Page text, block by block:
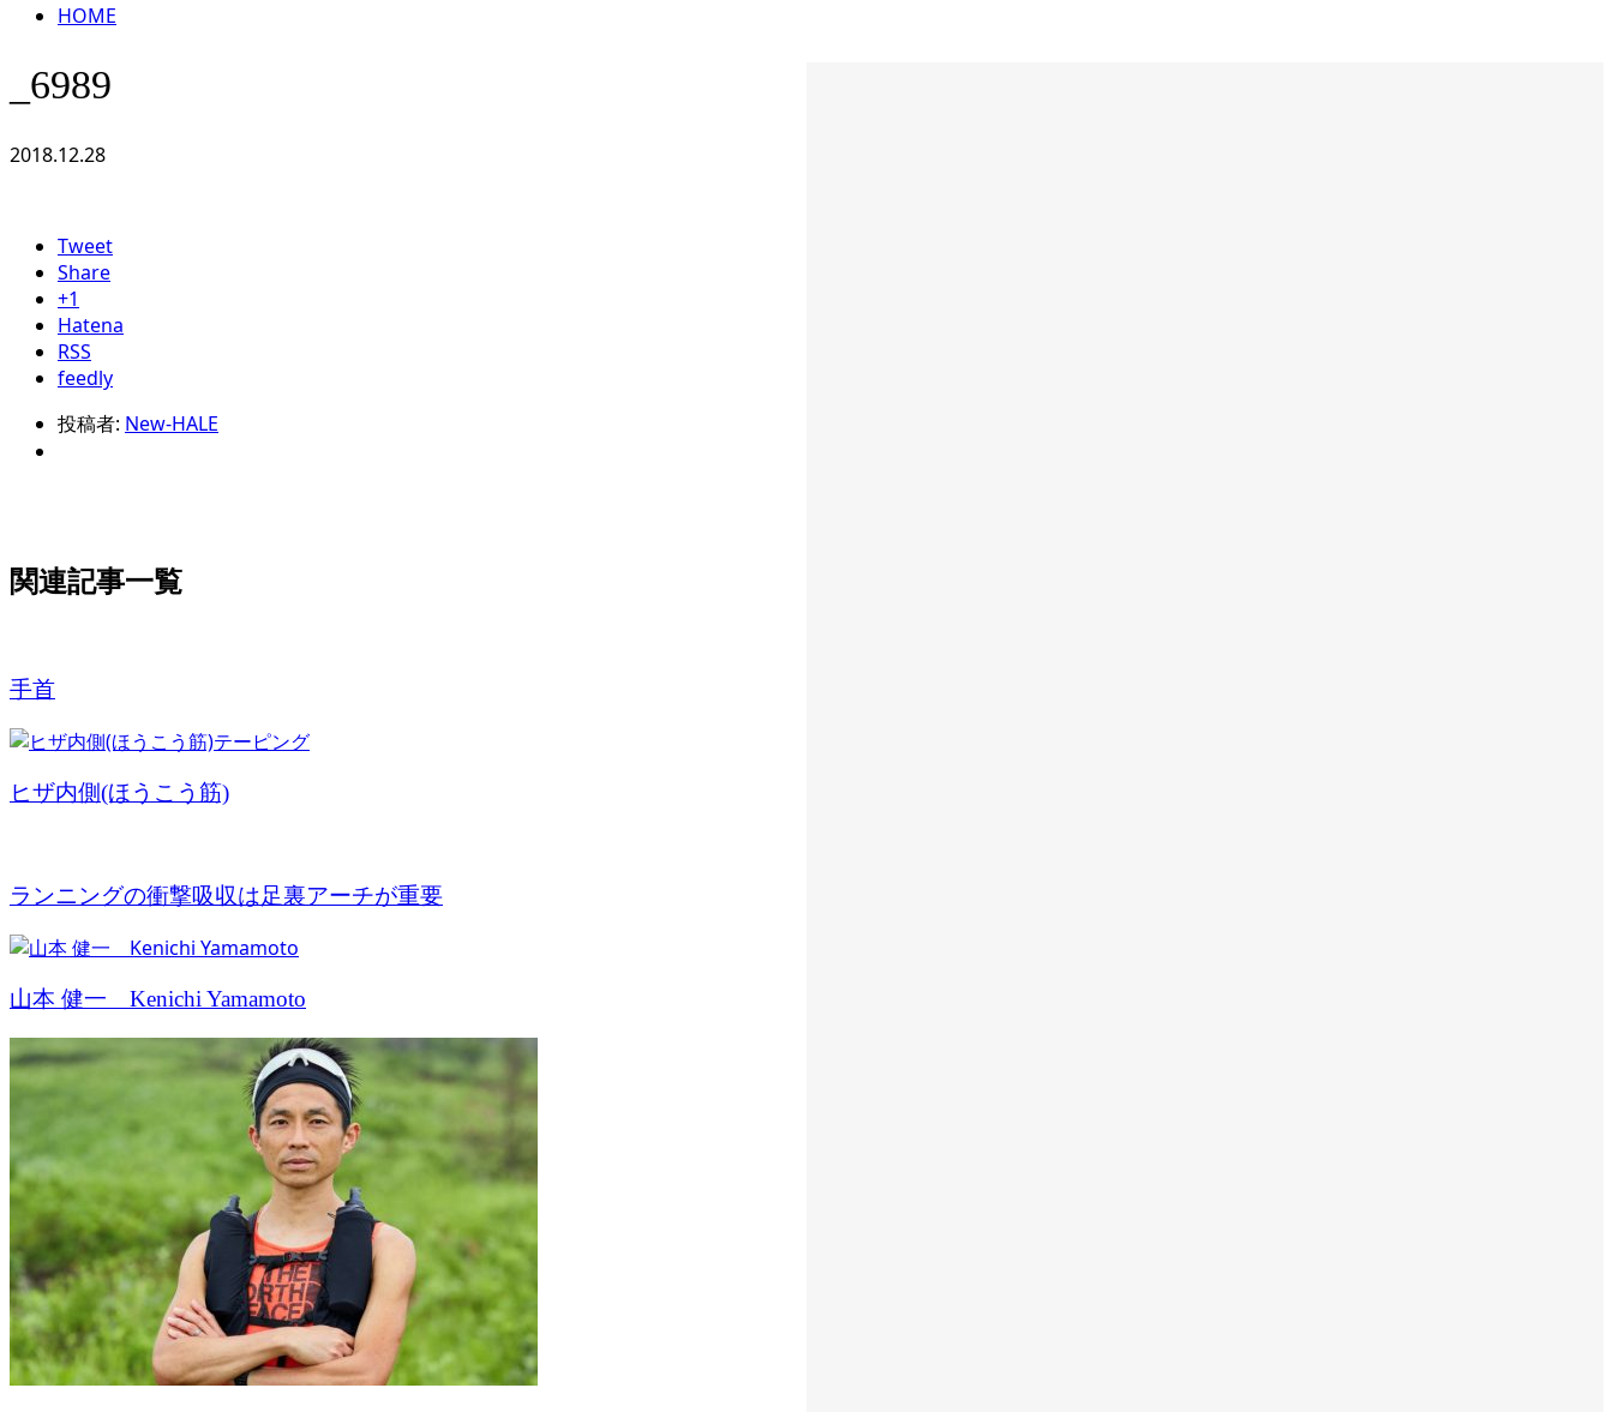
HOME
_6989
2018.12.28
Tweet
Share
+1
Hatena
RSS
feedly
投稿者: New-HALE
関連記事一覧
手首
ヒザ内側(ほうこう筋)
ランニングの衝撃吸収は足裏アーチが重要
山本 健一 Kenichi Yamamoto